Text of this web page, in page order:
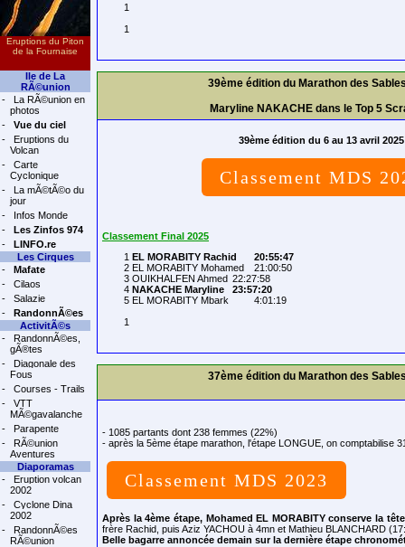
Eruptions du Piton
de la Fournaise
Ile de La
RÃ©union
-
La RÃ©union en
photos
-
Vue du ciel
-
Eruptions du
Volcan
-
Carte
Cyclonique
-
La mÃ©tÃ©o du
jour
-
Infos Monde
-
Les Zinfos 974
-
LINFO.re
Les Cirques
-
Mafate
-
Cilaos
-
Salazie
-
RandonnÃ©es
ActivitÃ©s
-
RandonnÃ©es,
gÃ®tes
-
Diagonale des
Fous
-
Courses - Trails
-
VTT
MÃ©gavalanche
-
Parapente
-
RÃ©union
Aventures
Diaporamas
-
Eruption volcan
2002
-
Cyclone Dina
2002
-
RandonnÃ©es
RÃ©union
39ème édition du Marathon des
Maryline NAKACHE dans le Top 5
39ème édition du 6 au 13 avril 2025
Classement MDS
Classement Final 2025
	1
EL MORABITY Rachid	20:55:47
	4
NAKACHE Maryline	23:57:20
37ème édition du Marathon des
- 1085 partants dont 238 femmes (22%)
- après la 5ème étape marathon, l'étape LONGUE, on comptabilise
Classement MDS 2023
Après la 4ème étape, Mohamed EL MORABITY conserve la
frère Rachid, puis Aziz YACHOU à 4mn et Mathieu BLANCHARD
Belle bagarre annoncée demain sur la dernière étape